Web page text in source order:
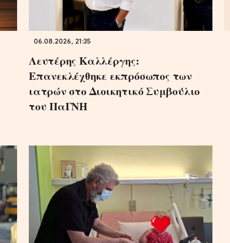
06.08.2026, 21:35
Λευτέρης Καλλέργης:
Επανεκλέχθηκε εκπρόσωπος των
ιατρών στο Διοικητικό Συμβούλιο
του ΠαΓΝΗ